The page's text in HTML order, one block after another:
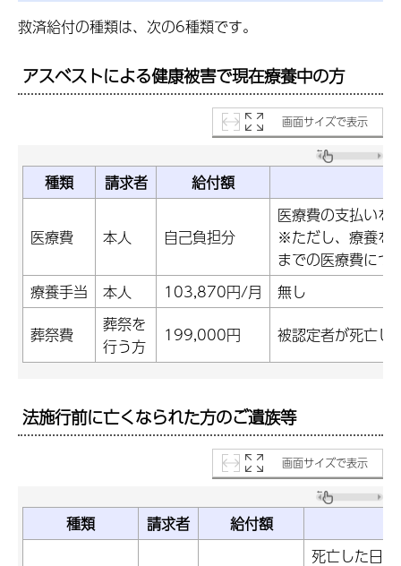
救済給付の種類は、次の6種類です。
アスベストによる健康被害で現在療養中の方
画面サイズで表示
種類 請求者 給付額
医療費 本人 自己負担分
医療費の支払いを
※ただし、療養を
までの医療費につ
療養手当
本人 103,870円/月
無し
葬祭費
葬祭を
行う方
199,000円 被認定者が死亡し
法施行前に亡くなられた方のご遺族等
画面サイズで表示
種類 請求者
給付額
死亡した日